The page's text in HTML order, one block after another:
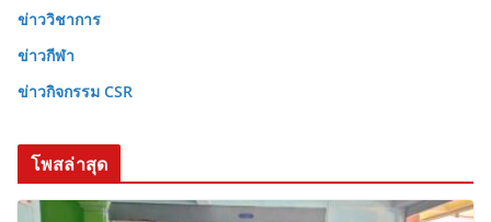
ข่าววิชาการ
ข่าวกีฬา
ข่าวกิจกรรม CSR
โพสล่าสุด